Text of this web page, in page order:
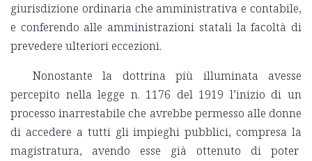
giurisdizione ordinaria che amministrativa e contabile,
e conferendo alle amministrazioni statali la facoltà di
prevedere ulteriori eccezioni.
Nonostante la dottrina più illuminata avesse
percepito nella legge n. 1176 del 1919 l’inizio di un
processo inarrestabile che avrebbe permesso alle donne
di accedere a tutti gli impieghi pubblici, compresa la
magistratura, avendo esse già ottenuto di poter